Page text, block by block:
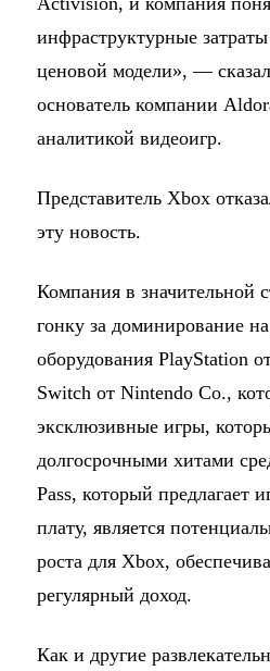
инфраструктурные
ценовой модели», —
основатель компании
аналитикой видеоигр.
Представитель Xbox
эту новость.
Компания в значительной
гонку за доминирование
оборудования PlayStation
Switch от Nintendo Co.,
эксклюзивные игры,
долгосрочными хитами
Pass, который предлагает
плату, является
роста для Xbox,
регулярный доход.
Как и другие